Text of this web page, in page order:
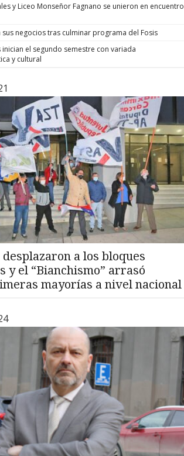
y Liceo Monseñor Fagnano se unieron en encuentro
negocios tras culminar programa del Fosis
el segundo semestre con variada
y cultural
a los bloques
y el “Bianchismo” arrasó
mayorías a nivel nacional